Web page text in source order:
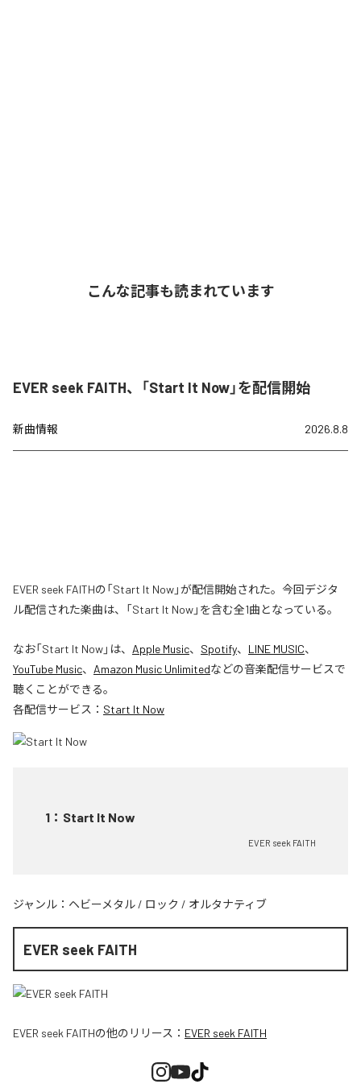
こんな記事も読まれています
EVER seek FAITH、「Start It Now」を配信開始
新曲情報 2026.8.8
EVER seek FAITHの「Start It Now」が配信開始された。今回デジタ
ル配信された楽曲は、「Start It Now」を含む全1曲となっている。
なお「Start It Now」は、 Apple Music、 Spotify、 LINE MUSIC、
YouTube Music、 Amazon Music Unlimitedなどの音楽配信サービスで
聴くことができる。
各配信サービス： Start It Now
1 ： Start It Now
EVER seek FAITH
ジャンル： ヘビーメタル / ロック / オルタナティブ
EVER seek FAITH
EVER seek FAITHの他のリリース： EVER seek FAITH